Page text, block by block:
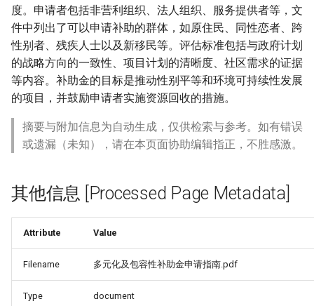
度。申请者包括非营利组织、法人组织、服务提供者等，文
件中列出了可以申请补助的群体，如原住民、同性恋者、跨
性别者、残疾人士以及新移民等。评估标准包括与政府计划
的战略方向的一致性、项目计划的清晰度、社区需求的证据
等内容。补助金的目标是推动性别平等和环境可持续性发展
的项目，并鼓励申请者实施资源回收的措施。
摘要与附加信息为自动生成，仅供检索与参考。如有错误
或遗漏（未知），请在本页面协助编辑指正，不胜感激。
其他信息 [Processed Page Metadata]
Attribute Value
Filename 多元化及包容性补助金申请指南.pdf
Type document